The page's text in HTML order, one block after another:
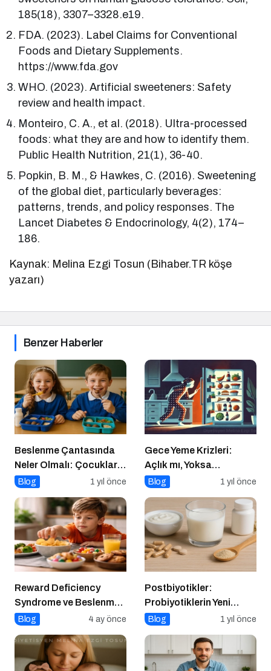
185(18), 3307–3328.e19.
FDA. (2023). Label Claims for Conventional
Foods and Dietary Supplements.
https://www.fda.gov
WHO. (2023). Artificial sweeteners: Safety
review and health impact.
Monteiro, C. A., et al. (2018). Ultra-processed
foods: what they are and how to identify them.
Public Health Nutrition, 21(1), 36-40.
Popkin, B. M., & Hawkes, C. (2016). Sweetening
of the global diet, particularly beverages:
patterns, trends, and policy responses. The
Lancet Diabetes & Endocrinology, 4(2), 174–
186.
Kaynak: Melina Ezgi Tosun (Bihaber.TR köşe
yazarı)
Benzer Haberler
Beslenme Çantasında
Neler Olmalı: Çocuklar
İçin Lezzetli ve Dengeli
Blog 1 yıl önce
Gece Yeme Krizleri:
Açlık mı, Yoksa
Duygusal İhtiyaçlar mı?
Blog 1 yıl önce
Reward Deficiency
Syndrome ve Beslenme
Davranışı
Blog 4 ay önce
Postbiyotikler:
Probiyotiklerin Yeni
Jenerasyonu mu?
Blog 1 yıl önce